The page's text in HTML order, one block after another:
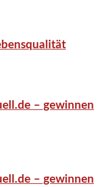
– gewinnen
– gewinnen